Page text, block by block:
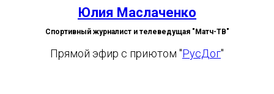
Юлия Маслаченко
Спортивный журналист и телеведущая "Матч-ТВ"
Прямой эфир с приютом "РусДог"